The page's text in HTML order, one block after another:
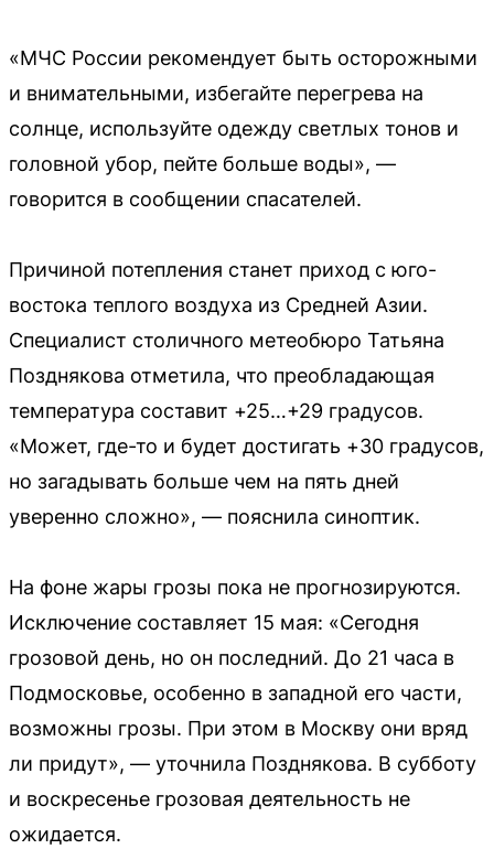
«МЧС России рекомендует быть осторожными
и внимательными, избегайте перегрева на
солнце, используйте одежду светлых тонов и
головной убор, пейте больше воды», —
говорится в сообщении спасателей.
Причиной потепления станет приход с юго-
востока теплого воздуха из Средней Азии.
Специалист столичного метеобюро Татьяна
Позднякова отметила, что преобладающая
температура составит +25…+29 градусов.
«Может, где-то и будет достигать +30 градусов,
но загадывать больше чем на пять дней
уверенно сложно», — пояснила синоптик.
На фоне жары грозы пока не прогнозируются.
Исключение составляет 15 мая: «Сегодня
грозовой день, но он последний. До 21 часа в
Подмосковье, особенно в западной его части,
возможны грозы. При этом в Москву они вряд
ли придут», — уточнила Позднякова. В субботу
и воскресенье грозовая деятельность не
ожидается.